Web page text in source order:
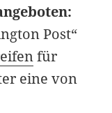
Post“
für
eine von